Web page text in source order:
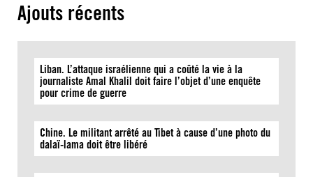
Ajouts récents
Liban. L’attaque israélienne qui a coûté la vie à la
journaliste Amal Khalil doit faire l’objet d’une enquête
pour crime de guerre
Chine. Le militant arrêté au Tibet à cause d’une photo du
dalaï-lama doit être libéré